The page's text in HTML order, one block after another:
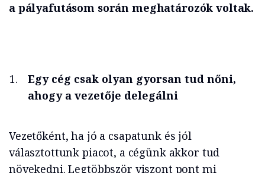
a pályafutásom során meghatározók voltak.
Egy cég csak olyan gyorsan tud nőni,
ahogy a vezetője delegálni
Vezetőként, ha jó a csapatunk és jól
választottunk piacot, a cégünk akkor tud
növekedni. Legtöbbször viszont pont mi